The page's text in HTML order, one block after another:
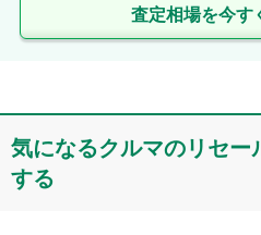
査定相場を今す
気になるクルマのリセー
する